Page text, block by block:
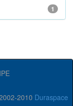
1
2010 Duraspace